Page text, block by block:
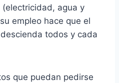
agua y
empleo hace que el
todos y cada
que puedan pedirse